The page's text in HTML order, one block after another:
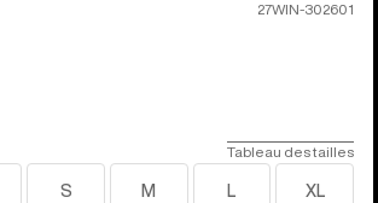
27WIN-302601
Tableau des tailles
S M L XL